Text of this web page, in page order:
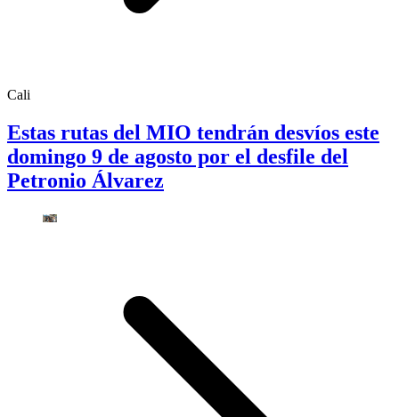
Cali
Estas rutas del MIO tendrán desvíos este
domingo 9 de agosto por el desfile del
Petronio Álvarez